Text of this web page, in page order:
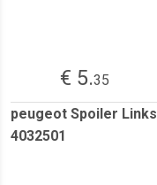
€ 5.35
peugeot Spoiler Links
4032501